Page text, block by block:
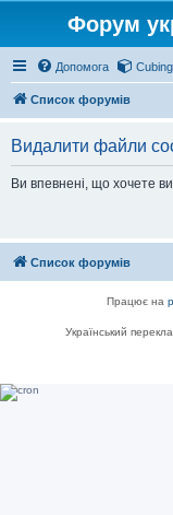
Форум
Допомога
Список форумів
Видалити файли
Ви впевнені, що хочете
Список форумів
Працює на
Український